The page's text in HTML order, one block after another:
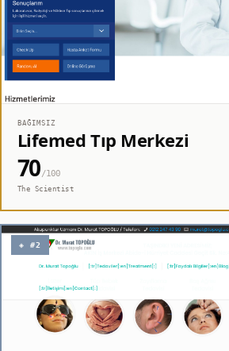
BAĞIMSIZ
Lifemed Tıp Merkezi
70/100
The Scientist
◈ #2